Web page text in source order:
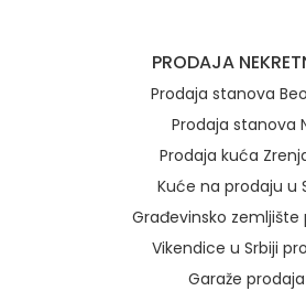
PRODAJA
Prodaja stanova
Prodaja stanova
Prodaja kuća
Kuće na prodaju u
Građevinsko zemljište
Vikendice u Srbiji
Garaže prodaja